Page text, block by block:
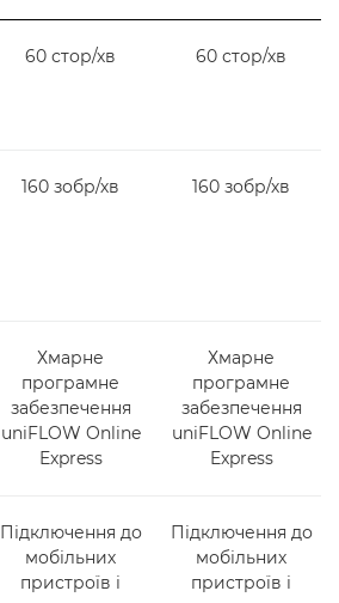
60 стор/хв 60 стор/хв
160 зобр/хв 160 зобр/хв
Хмарне
програмне
забезпечення
uniFLOW Online
Express
Хмарне
програмне
забезпечення
uniFLOW Online
Express
Підключення до
мобільних
пристроїв і
Підключення до
мобільних
пристроїв і